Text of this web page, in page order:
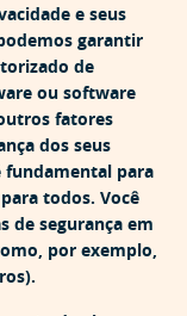
e seus
garantir
de
ou software
fatores
dos seus
fundamental para
todos. Você
de segurança em
por exemplo,